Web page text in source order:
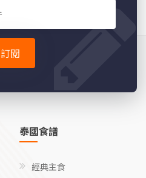
訂閱
泰國食譜
經典主食